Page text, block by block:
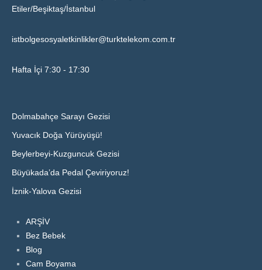
Etiler/Beşiktaş/İstanbul
istbolgesosyaletkinlikler@turktelekom.com.tr
Hafta İçi 7:30 - 17:30
Dolmabahçe Sarayı Gezisi
Yuvacık Doğa Yürüyüşü!
Beylerbeyi-Kuzguncuk Gezisi
Büyükada’da Pedal Çeviriyoruz!
İznik-Yalova Gezisi
ARŞİV
Bez Bebek
Blog
Cam Boyama